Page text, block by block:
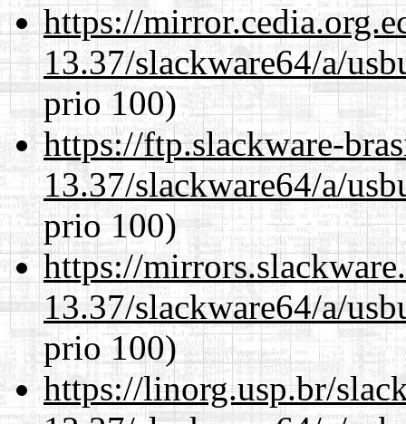
https://
13.37/slackware64/a/
prio 100)
https://ftp.slackware-
13.37/slackware64/a/
prio 100)
https://
13.37/slackware64/a/
prio 100)
https://linorg.usp.br/